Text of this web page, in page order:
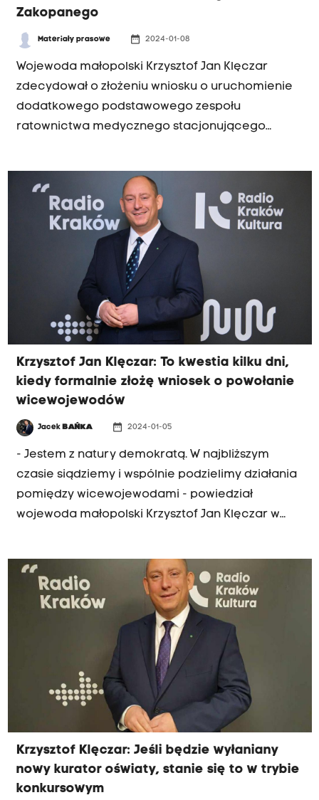
Zakopanego
Materiały prasowe date_range 2024-01-08
Wojewoda małopolski Krzysztof Jan Klęczar
zdecydował o złożeniu wniosku o uruchomienie
dodatkowego podstawowego zespołu
ratownictwa medycznego stacjonującego
ustaleń z minister zdrowia Izabelą Leszczyną.
Krzysztof Jan Klęczar: To kwestia kilku dni,
kiedy formalnie złożę wniosek o powołanie
wicewojewodów
Jacek BAŃKA date_range 2024-01-05
- Jestem z natury demokratą. W najbliższym
czasie siądziemy i wspólnie podzielimy działania
pomiędzy wicewojewodami - powiedział
wojewoda małopolski Krzysztof Jan Klęczar w
rolnictwa i zdrowia są mi bliskie, dlatego te
tematy chciałbym zostawić sobie, ale w
najbliższym czasie będziemy rozmawiać" - dodał.
Wojewoda odniósł się także do kwestii nowego
konserwatora zabytków, jego zadań i realizacji
przedsięwzięć. Potwierdził, że na to stanowisko
będzie ogłoszony konkurs. Zapowiedział też, że w
ciągu półtora miesiąca ogłoszony zostanie
konkurs na stanowisko nowego kuratora oświaty.
Krzysztof Klęczar: Jeśli będzie wyłaniany
nowy kurator oświaty, stanie się to w trybie
konkursowym